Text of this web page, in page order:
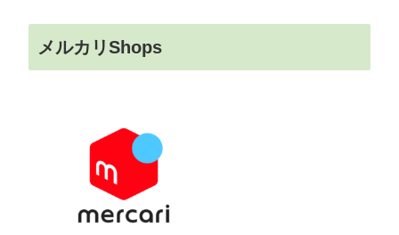
メルカリShops